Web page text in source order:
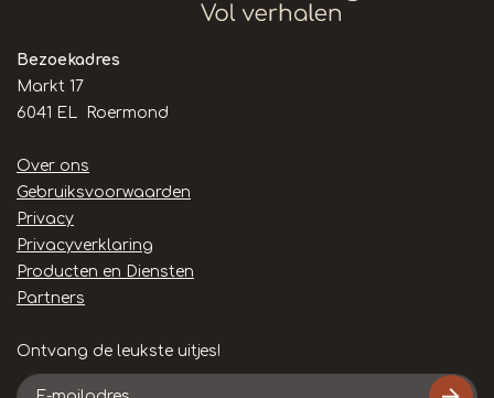
Bezoekadres
Markt 17
6041 EL Roermond
Handige
links
Over ons
Gebruiksvoorwaarden
Privacy
Privacyverklaring
Producten en Diensten
Partners
Ontvang de leukste uitjes!
E-